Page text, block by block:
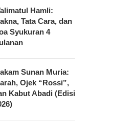
Hamli:
Tata Cara, dan
Syukuran 4
Sunan Muria:
Ojek “Rossi”,
Kabut Abadi (Edisi